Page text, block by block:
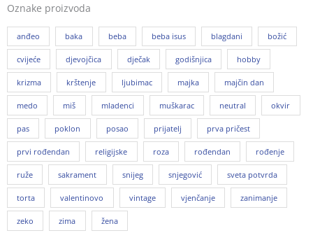
Oznake proizvoda
anđeo baka beba beba isus blagdani božić
cvijeće djevojčica dječak godišnjica hobby
krizma krštenje ljubimac majka majčin dan
medo miš mladenci muškarac neutral okvir
pas poklon posao prijatelj prva pričest
prvi rođendan religijske roza rođendan rođenje
ruže sakrament snijeg snjegović sveta potvrda
torta valentinovo vintage vjenčanje zanimanje
zeko zima žena